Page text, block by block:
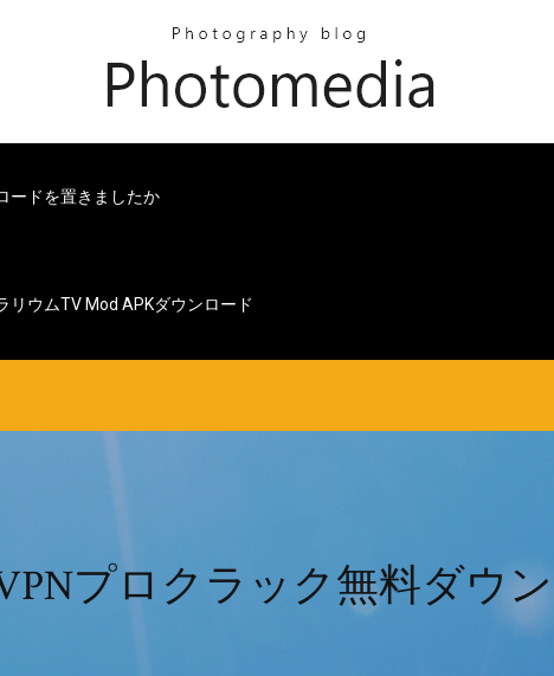
ードを置きましたか
リウムTV Mod APKダウンロード
プロクラック無料ダウ